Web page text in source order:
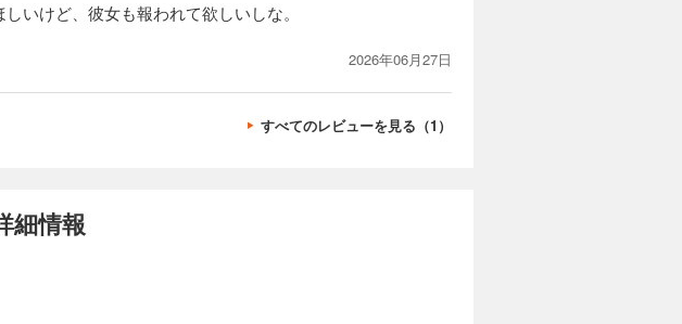
娼館『夜想の青猫亭』で働くことを決意
やハルに想いを寄せるスモーブとの出会
に掲載され、絶賛を受けた異色の異世
いけど、彼女も報われて欲しいしな。
2026年06月27日
すべてのレビューを見る（1）
細情報